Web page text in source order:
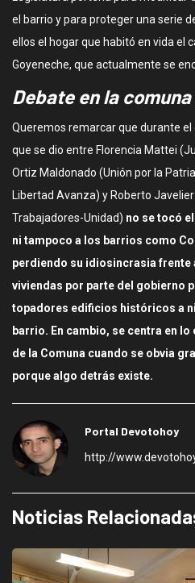
el barrio y para proteger una serie
ellos el hogar que habitó en vida el
Goyeneche, que actualmente se
Debate en la comuna
Queremos remarcar que durante
que se dio entre Florencia Mattei
Ortiz Maldonado (Unión por la
Libertad Avanza) y Roberto
Trabajadores-Unidad) no se tocó
ni tampoco a los barrios como
perdiendo su idiosincrasia frente
viviendas por parte del gobierno
topadores edificios históricos a
barrio. En cambio, se centra en
de la Comuna cuando se obvia
porque algo detrás existe.
Portal Devotohoy
http://
Noticias